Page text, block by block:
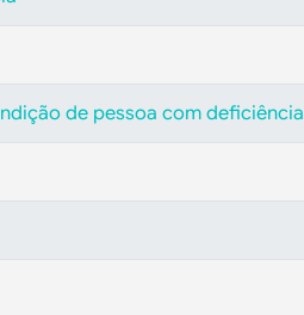
de pessoa com deficiência